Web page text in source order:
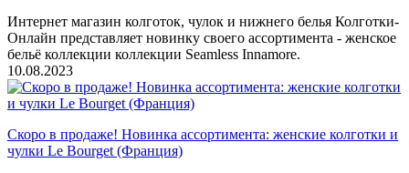
Интернет магазин колготок, чулок и нижнего белья Колготки-
Онлайн представляет новинку своего ассортимента - женское
бельё коллекции коллекции Seamless Innamore.
10.08.2023
Скоро в продаже! Новинка ассортимента: женские колготки и
чулки Le Bourget (Франция)